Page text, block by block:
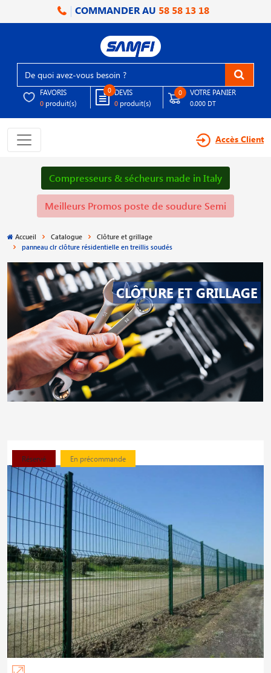
COMMANDER AU 58 58 13 18
FAVORIS
0 produit(s)
0 DEVIS
0 produit(s)
0 VOTRE PANIER
0.000 DT
Accès Client
Compresseurs & sécheurs made in Italy
Meilleurs Promos poste de soudure Semi
Accueil Catalogue
Clôture et grillage
panneau clr clôture résidentielle en treillis soudés
CLÔTURE ET GRILLAGE
Réservé En précommande